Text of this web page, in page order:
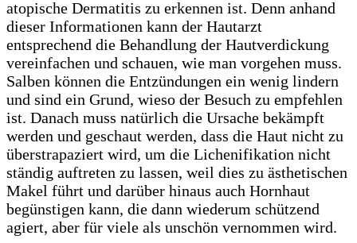
atopische Dermatitis zu erkennen ist. Denn anhand
dieser Informationen kann der Hautarzt
entsprechend die Behandlung der Hautverdickung
vereinfachen und schauen, wie man vorgehen muss.
Salben können die Entzündungen ein wenig lindern
und sind ein Grund, wieso der Besuch zu empfehlen
ist. Danach muss natürlich die Ursache bekämpft
werden und geschaut werden, dass die Haut nicht zu
überstrapaziert wird, um die Lichenifikation nicht
ständig auftreten zu lassen, weil dies zu ästhetischen
Makel führt und darüber hinaus auch Hornhaut
begünstigen kann, die dann wiederum schützend
agiert, aber für viele als unschön vernommen wird.